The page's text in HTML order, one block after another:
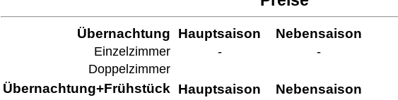
Übernachtung Hauptsaison Nebensaison
Einzelzimmer -
-
Doppelzimmer
Übernachtung+Frühstück Hauptsaison Nebensaison